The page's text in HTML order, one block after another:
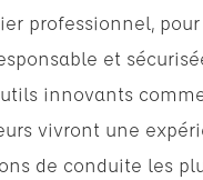
professionnel,
et
innovants
vivront une
de conduite les